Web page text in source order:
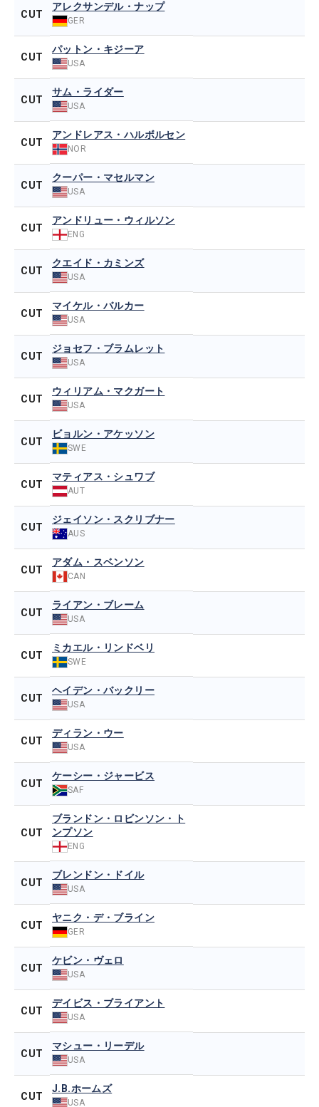
CUT
アレクサンデル・ナップ
GER
CUT
パットン・キジーア
USA
CUT
サム・ライダー
USA
CUT
アンドレアス・ハルボルセン
NOR
CUT
クーパー・マセルマン
USA
CUT
アンドリュー・ウィルソン
ENG
CUT
クエイド・カミンズ
USA
CUT
マイケル・バルカー
USA
CUT
ジョセフ・ブラムレット
USA
CUT
ウィリアム・マクガート
USA
CUT
ビョルン・アケッソン
SWE
CUT
マティアス・シュワブ
AUT
CUT
ジェイソン・スクリブナー
AUS
CUT
アダム・スベンソン
CAN
CUT
ライアン・ブレーム
USA
CUT
ミカエル・リンドベリ
SWE
CUT
ヘイデン・バックリー
USA
CUT
ディラン・ウー
USA
CUT
ケーシー・ジャービス
SAF
CUT
ブランドン・ロビンソン・ト
ンプソン
ENG
CUT
ブレンドン・ドイル
USA
CUT
ヤニク・デ・ブライン
GER
CUT
ケビン・ヴェロ
USA
CUT
デイビス・ブライアント
USA
CUT
マシュー・リーデル
USA
CUT
J.B.ホームズ
USA